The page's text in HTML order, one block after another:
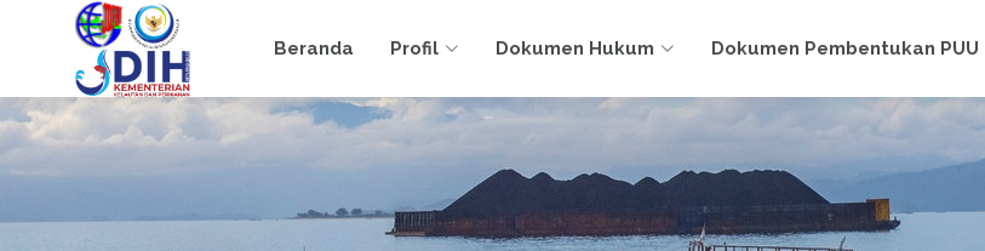
Beranda Profil Dokumen Hukum Dokumen Pembentukan PUU